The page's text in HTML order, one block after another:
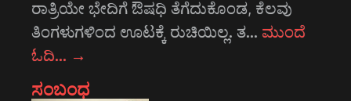
ರಾತ್ರಿಯೇ ಭೇದಿಗೆ ಔಷಧಿ ತೆಗೆದುಕೊಂಡ, ಕೆಲವು
ತಿಂಗಳುಗಳಿಂದ ಊಟಕ್ಕೆ ರುಚಿಯಿಲ್ಲ. ತ… ಮುಂದೆ
ಓದಿ… →
ಸಂಬಂಧ